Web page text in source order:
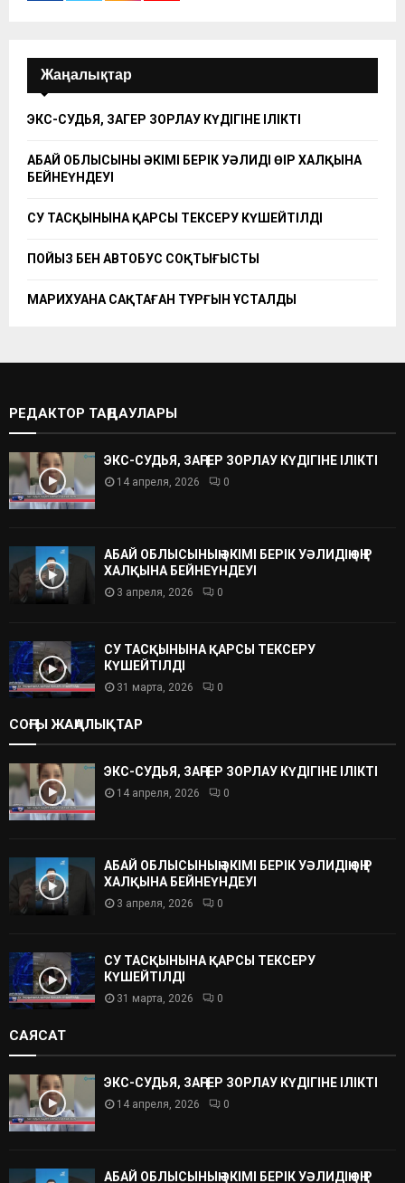
Жаңалықтар
ЭКС-СУДЬЯ, ЗАҢГЕР ЗОРЛАУ КҮДІГІНЕ ІЛІКТІ
АБАЙ ОБЛЫСЫНЫҢ ӘКІМІ БЕРІК УӘЛИДІҢ ӨҢІР ХАЛҚЫНА
БЕЙНЕҮНДЕУІ
СУ ТАСҚЫНЫНА ҚАРСЫ ТЕКСЕРУ КҮШЕЙТІЛДІ
ПОЙЫЗ БЕН АВТОБУС СОҚТЫҒЫСТЫ
МАРИХУАНА САҚТАҒАН ТҰРҒЫН ҰСТАЛДЫ
РЕДАКТОР ТАҢДАУЛАРЫ
ЭКС-СУДЬЯ, ЗАҢГЕР ЗОРЛАУ КҮДІГІНЕ ІЛІКТІ
14 апреля, 2026 0
АБАЙ ОБЛЫСЫНЫҢ ӘКІМІ БЕРІК УӘЛИДІҢ ӨҢІР
ХАЛҚЫНА БЕЙНЕҮНДЕУІ
3 апреля, 2026 0
СУ ТАСҚЫНЫНА ҚАРСЫ ТЕКСЕРУ
КҮШЕЙТІЛДІ
31 марта, 2026 0
СОҢҒЫ ЖАҢАЛЫҚТАР
ЭКС-СУДЬЯ, ЗАҢГЕР ЗОРЛАУ КҮДІГІНЕ ІЛІКТІ
14 апреля, 2026 0
АБАЙ ОБЛЫСЫНЫҢ ӘКІМІ БЕРІК УӘЛИДІҢ ӨҢІР
ХАЛҚЫНА БЕЙНЕҮНДЕУІ
3 апреля, 2026 0
СУ ТАСҚЫНЫНА ҚАРСЫ ТЕКСЕРУ
КҮШЕЙТІЛДІ
31 марта, 2026 0
САЯСАТ
ЭКС-СУДЬЯ, ЗАҢГЕР ЗОРЛАУ КҮДІГІНЕ ІЛІКТІ
14 апреля, 2026 0
АБАЙ ОБЛЫСЫНЫҢ ӘКІМІ БЕРІК УӘЛИДІҢ ӨҢІР